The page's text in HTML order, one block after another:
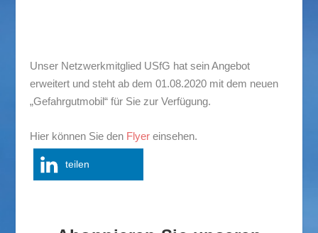
Unser Netzwerkmitglied USfG hat sein Angebot
erweitert und steht ab dem 01.08.2020 mit dem neuen
„Gefahrgutmobil“ für Sie zur Verfügung.
Hier können Sie den Flyer einsehen.
teilen